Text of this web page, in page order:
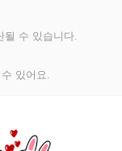
될 수 있습니다.
있어요.